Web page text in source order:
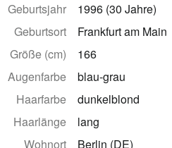
Geburtsjahr
1996 (30 Jahre)
Geburtsort
Frankfurt am Main
Größe (cm)
166
Augenfarbe
blau-grau
Haarfarbe
dunkelblond
Haarlänge
lang
Wohnort
Berlin (DE)